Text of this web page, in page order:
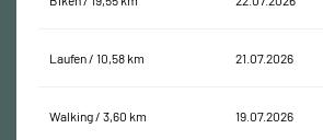
Laufen / 10,58 km 21.07.2026
Walking / 3,60 km 19.07.2026